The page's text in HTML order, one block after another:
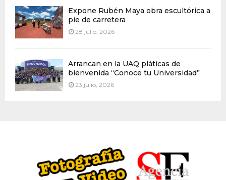
Expone Rubén Maya obra escultórica a
pie de carretera
28 julio, 2026
Arrancan en la UAQ pláticas de
bienvenida “Conoce tu Universidad”
23 julio, 2026